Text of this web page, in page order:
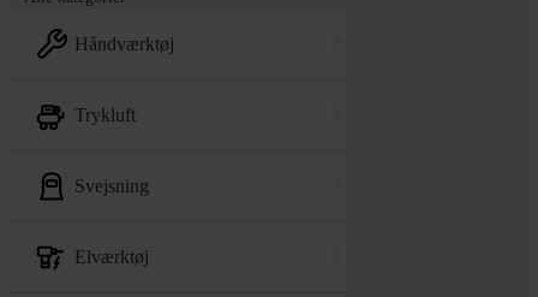
håndværktøj
trykluft
svejsning
elværktøj